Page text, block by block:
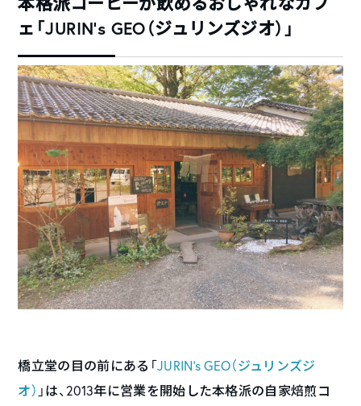
ェ「JURIN’s GEO（ジュリンズジオ）」
橋立堂の目の前にある「JURIN’s GEO（ジュリンズジ
オ） 」は、2013年に営業を開始した本格派の自家焙煎コ